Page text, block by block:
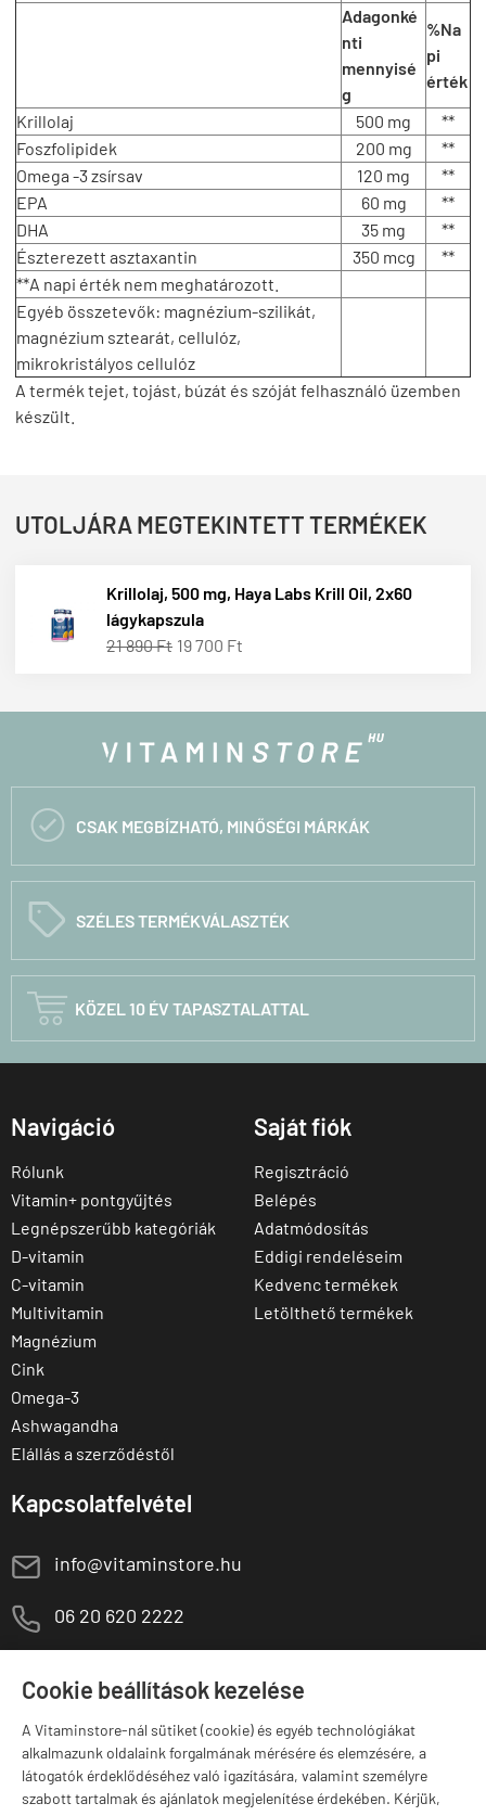
Cookie beállítások kezelése
A Vitaminstore-nál sütiket (cookie) és egyéb technológiákat
alkalmazunk oldalaink forgalmának mérésére és elemzésére, a
látogatók érdeklődéséhez való igazítására, valamint személyre
szabott tartalmak és ajánlatok megjelenítése érdekében. Kérjük,
Adagonké
nti
mennyisé
g
%Na
pi
érték
Krillolaj
500 mg
**
Foszfolipidek
200 mg
**
Omega -3 zsírsav
120 mg
**
EPA
60 mg
**
DHA
35 mg
**
Észterezett asztaxantin
350 mcg
**
**A napi érték nem meghatározott.
Egyéb összetevők: magnézium-szilikát,
magnézium sztearát, cellulóz,
mikrokristályos cellulóz
A termék tejet, tojást, búzát és szóját felhasználó üzemben
készült.
UTOLJÁRA MEGTEKINTETT TERMÉKEK
Krillolaj, 500 mg, Haya Labs Krill Oil, 2x60
lágykapszula
21 890 Ft 19 700 Ft
 CSAK MEGBÍZHATÓ, MINŐSÉGI MÁRKÁK
C SZÉLES TERMÉKVÁLASZTÉK
 KÖZEL 10 ÉV TAPASZTALATTAL
Navigáció
Rólunk
Vitamin+ pontgyűjtés
Legnépszerűbb kategóriák
D-vitamin
C-vitamin
Multivitamin
Magnézium
Cink
Omega-3
Ashwagandha
Elállás a szerződéstől
Saját fiók
Regisztráció
Belépés
Adatmódosítás
Eddigi rendeléseim
Kedvenc termékek
Letölthető termékek
Kapcsolatfelvétel
E info@vitaminstore.hu
M 06 20 620 2222
Szugló u. 83-85.
Márkák